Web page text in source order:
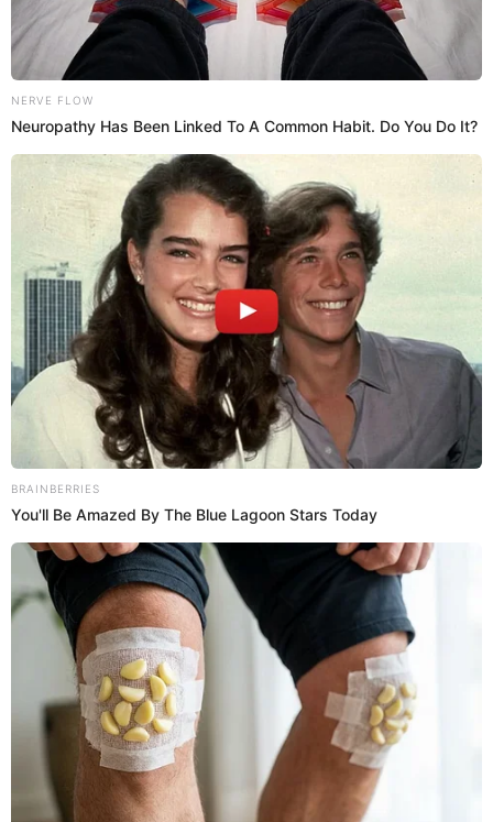
Agost. 2013 | 22:39 H
Hay motivos para reírse, para festejar, para vacilarse.
Universitario está encaminado a lograr el título y la
Administración Temporal ayer llegó a Campo Mar para
anunciarle las buenas nuevas a los jugadores.